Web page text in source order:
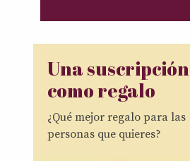
Una suscripción
como regalo
¿Qué mejor regalo para las
personas que quieres?